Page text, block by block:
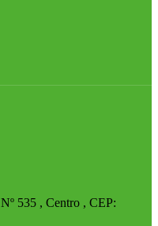
535 , Centro , CEP: